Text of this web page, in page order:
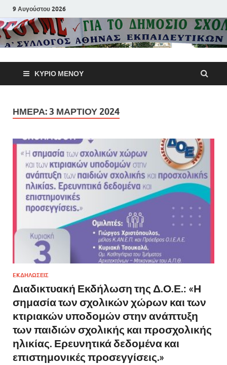
9 Αυγούστου 2026
Α΄
Αθηνών
Π.Ε.
ΚΎΡΙΟ ΜΕΝΟΎ
ΗΜΈΡΑ:3 ΜΑΡΤΊΟΥ 2024
EKΔΗΛΩΣΕΙΣ
Διαδικτυακή Εκδήλωση της Δ.Ο.Ε.: «Η
σημασία των σχολικών χώρων και των
κτιριακών υποδομών στην ανάπτυξη
των παιδιών σχολικής και προσχολικής
ηλικίας. Ερευνητικά δεδομένα και
επιστημονικές προσεγγίσεις.»